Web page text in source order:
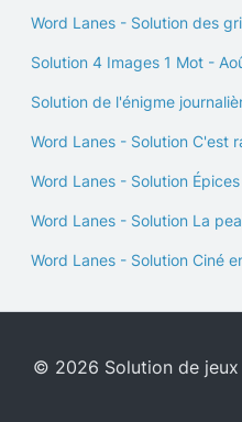
Word Lanes - Solution des
Solution 4 Images 1 Mot -
Solution de l'énigme
Word Lanes - Solution C'est
Word Lanes - Solution
Word Lanes - Solution La
Word Lanes - Solution Ciné
© 2026 Solution de jeux